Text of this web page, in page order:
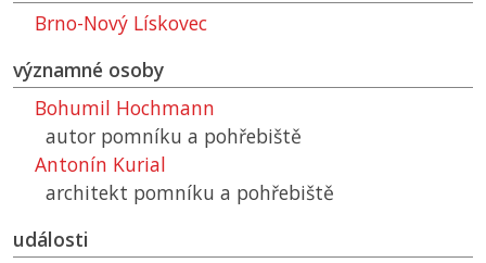
Brno-Nový Lískovec
významné osoby
Bohumil Hochmann
autor pomníku a pohřebiště
Antonín Kurial
architekt pomníku a pohřebiště
události